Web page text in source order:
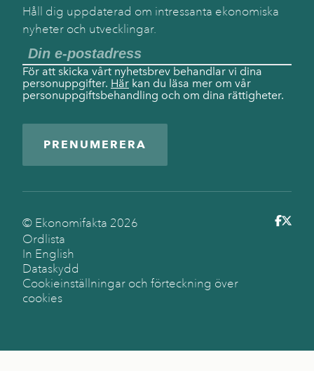
Håll dig uppdaterad om intressanta ekonomiska
nyheter och utvecklingar.
För att skicka vårt nyhetsbrev behandlar vi dina
personuppgifter. Här kan du läsa mer om vår
personuppgiftsbehandling och om dina rättigheter.
PRENUMERERA
© Ekonomifakta 2026
Ordlista
In English
Dataskydd
Cookieinställningar och förteckning över
cookies